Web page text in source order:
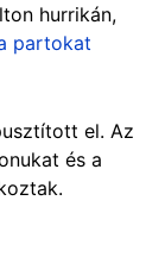
hurrikán,
partokat
el. Az
és a